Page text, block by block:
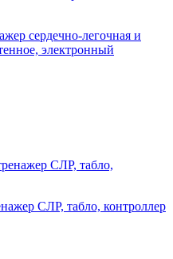
сердечно-легочная и
электронный
СЛР, табло, контроллер